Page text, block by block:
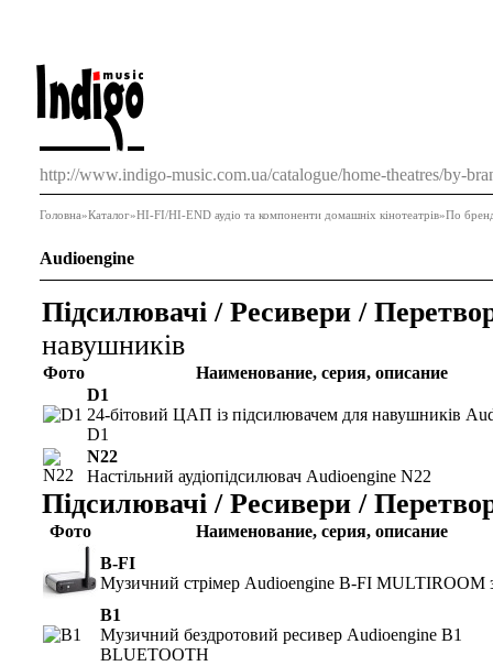
http://www.indigo-music.com.ua/catalogue/home-theatres/by-
Головна»Каталог»HI-FI/HI-END аудіо та компоненти домашніх кінотеатрів»По
Audioengine
Підсилювачі / Ресивери /
навушників
Фото
Наименование, серия, описание
D1
24-бітовий ЦАП із підсилювачем для навушників
D1
N22
Настільний аудіопідсилювач Audioengine N22
Підсилювачі / Ресивери /
Фото
Наименование, серия, описание
B-FI
Музичний стрімер Audioengine B-FI MULTIROOM
B1
Музичний бездротовий ресивер Audioengine B1
BLUETOOTH